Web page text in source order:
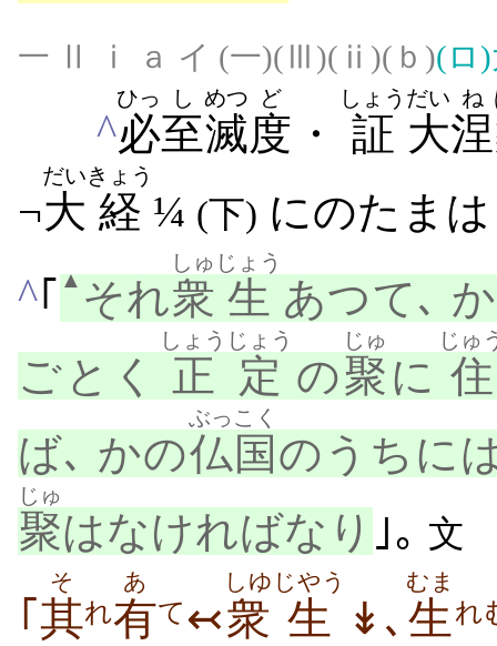
一 Ⅱ ⅰ ａ イ (一)(Ⅲ)(ⅱ)(ｂ)(ロ)
^必
ひっ
至
し
滅
めつ
度
ど
・ 証
しょう
大
だい
涅
ね
¬大
だい
経
きょう
¼ (下) にのたま
^｢ ▲それ衆
しゅ
生
じょう
あつて､
ごとく
正定
しょうじょう
の聚
じゅ
に 住
じゅ
ば､ かの仏国
ぶっこく
のうちに
聚
じゅ
はなければなり ｣｡ 文
｢ 其
そ
れ有
あ
て ↢衆
しゆ
生
じやう
↡､ 生
むま
れ